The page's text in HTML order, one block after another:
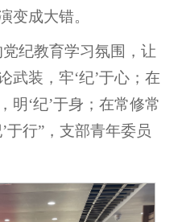
变成大错。
纪教育学习氛围，让
武装，牢‘纪’于心；在
明‘纪’于身；在常修常
于行”，支部青年委员